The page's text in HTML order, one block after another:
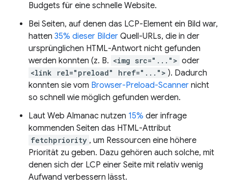
Budgets für eine schnelle Website.
Bei Seiten, auf denen das LCP-Element ein Bild war,
hatten 35% dieser Bilder Quell-URLs, die in der
ursprünglichen HTML-Antwort nicht gefunden
werden konnten (z. B. <img src="..."> oder
<link rel="preload" href="..."> ). Dadurch
konnten sie vom Browser-Preload-Scanner nicht
so schnell wie möglich gefunden werden.
Laut Web Almanac nutzen 15% der infrage
kommenden Seiten das HTML-Attribut
fetchpriority , um Ressourcen eine höhere
Priorität zu geben. Dazu gehören auch solche, mit
denen sich der LCP einer Seite mit relativ wenig
Aufwand verbessern lässt.